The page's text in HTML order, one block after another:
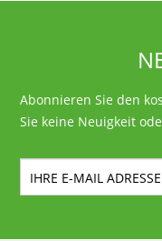
Abonnieren Sie den
Sie keine Neuigkeit